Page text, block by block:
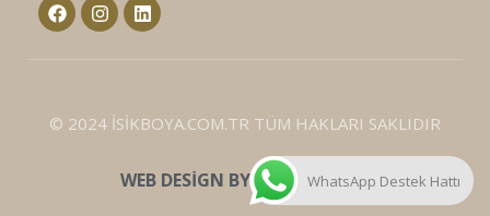
© 2024 İSİKBOYA.COM.TR TÜM HAKLARI SAKLIDIR
WEB DESIGN BY MITRA AJANSWhatsApp Destek Hattı